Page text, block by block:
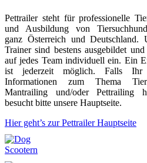
Pettrailer steht für professionelle
und Ausbildung von
ganz Österreich und Deutschland.
Trainer sind bestens ausgebildet und
auf jedes Team individuell ein. Ein
ist jederzeit möglich. Falls Ihr
Informationen zum Thema
Mantrailing und/oder Pettrailing
besucht bitte unsere Hauptseite.
Hier geht’s zur Pettrailer Hauptseite